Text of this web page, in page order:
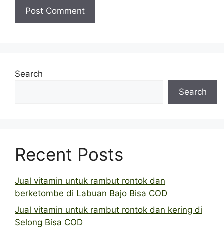
Search
Search
Recent Posts
Jual vitamin untuk rambut rontok dan
berketombe di Labuan Bajo Bisa COD
Jual vitamin untuk rambut rontok dan kering di
Selong Bisa COD